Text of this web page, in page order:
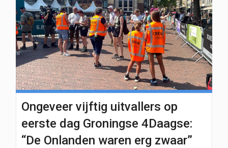
Ongeveer vijftig uitvallers op
eerste dag Groningse 4Daagse:
“De Onlanden waren erg zwaar”